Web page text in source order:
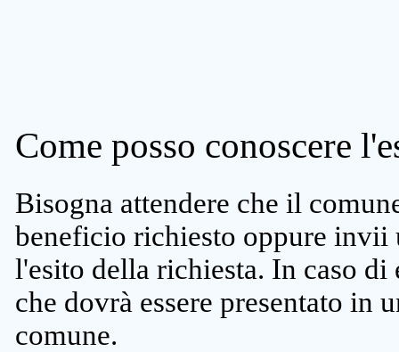
Come posso conoscere
Bisogna attendere che il
beneficio richiesto oppure invii
l'esito della richiesta. In caso
che dovrà essere presentato in
comune.